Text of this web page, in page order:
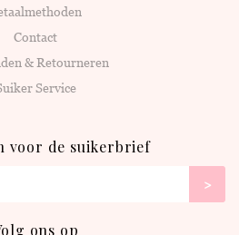
Contact
& Retourneren
Service
voor de suikerbrief
>
ons op